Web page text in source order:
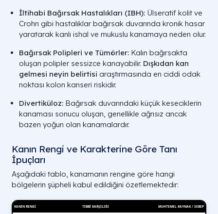
İltihabi Bağırsak Hastalıkları (IBH): Ülseratif kolit ve
Crohn gibi hastalıklar bağırsak duvarında kronik hasar
yaratarak kanlı ishal ve mukuslu kanamaya neden olur.
Bağırsak Polipleri ve Tümörler: Kalın bağırsakta
oluşan polipler sessizce kanayabilir. Dışkıdan kan
gelmesi neyin belirtisi araştırmasında en ciddi odak
noktası kolon kanseri riskidir.
Divertiküloz: Bağırsak duvarındaki küçük keseciklerin
kanaması sonucu oluşan, genellikle ağrısız ancak
bazen yoğun olan kanamalardır.
Kanın Rengi ve Karakterine Göre Tanı
İpuçları
Aşağıdaki tablo, kanamanın rengine göre hangi
bölgelerin şüpheli kabul edildiğini özetlemektedir: